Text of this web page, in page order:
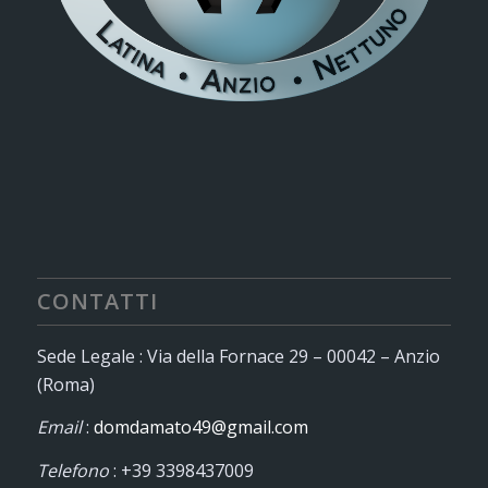
CONTATTI
Sede Legale : Via della Fornace 29 – 00042 – Anzio
(Roma)
Email: domdamato49@gmail.com
Telefono: +39 3398437009